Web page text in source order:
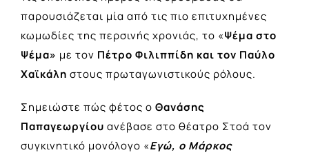
παρουσιάζεται μία από τις πιο επιτυχημένες
κωμωδίες της περσινής χρονιάς, το «Ψέμα στο
Ψέμα» με τον Πέτρο Φιλιππίδη και τον Παύλο
Χαϊκάλη στους πρωταγωνιστικούς ρόλους.
Σημειώστε πώς φέτος ο Θανάσης
Παπαγεωργίου ανέβασε στο θέατρο Στοά τον
συγκινητικό μονόλογο «Εγώ, ο Μάρκος